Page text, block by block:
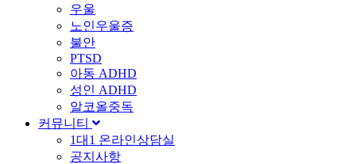
우울
노인우울증
불안
PTSD
아동 ADHD
성인 ADHD
알코올중독
커뮤니티
1대1 온라인상담실
공지사항